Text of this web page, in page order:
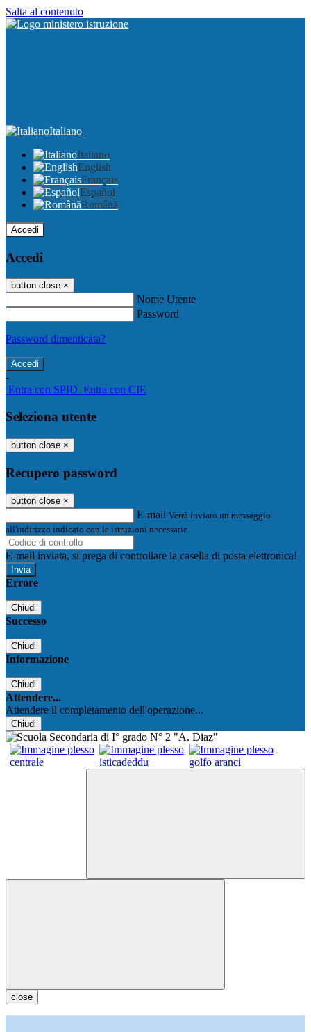
Salta al contenuto
Italiano
Italiano
English
Français
Español
Română
Accedi
Accedi
button close ×
Nome Utente
Password
Password dimenticata?
-
Entra con SPID Entra con CIE
Seleziona utente
button close ×
Recupero password
button close ×
E-mail Verrà inviato un messaggio
all'indirizzo indicato con le istruzioni necessarie.
E-mail inviata, si prega di controllare la casella di posta elettronica!
Errore
Chiudi
Successo
Chiudi
Informazione
Chiudi
Attendere...
Attendere il completamento dell'operazione...
Chiudi
close